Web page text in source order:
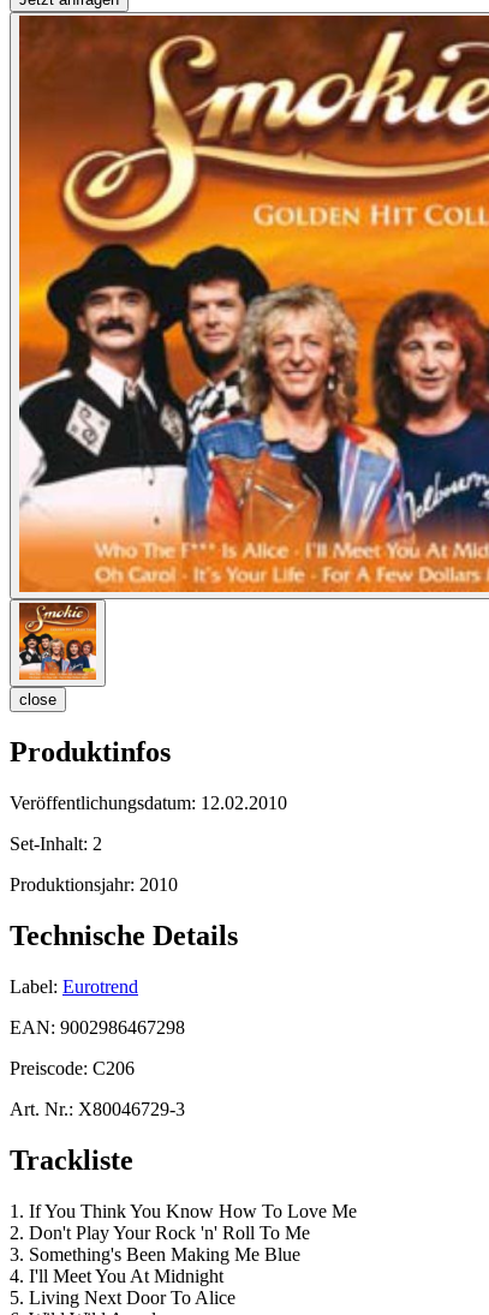
close
Produktinfos
Veröffentlichungsdatum: 12.02.2010
Set-Inhalt: 2
Produktionsjahr: 2010
Technische Details
Label: Eurotrend
EAN: 9002986467298
Preiscode: C206
Art. Nr.: X80046729-3
Trackliste
1. If You Think You Know How To Love Me
2. Don't Play Your Rock 'n' Roll To Me
3. Something's Been Making Me Blue
4. I'll Meet You At Midnight
5. Living Next Door To Alice